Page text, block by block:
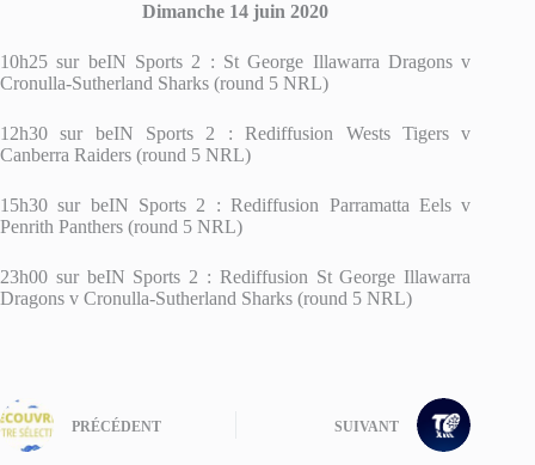
Dimanche 14 juin 2020
10h25 sur beIN Sports 2 : St George Illawarra Dragons v
Cronulla-Sutherland Sharks (round 5 NRL)
12h30 sur beIN Sports 2 : Rediffusion Wests Tigers v
Canberra Raiders (round 5 NRL)
15h30 sur beIN Sports 2 : Rediffusion Parramatta Eels v
Penrith Panthers (round 5 NRL)
23h00 sur beIN Sports 2 : Rediffusion St George Illawarra
Dragons v Cronulla-Sutherland Sharks (round 5 NRL)
PRÉCÉDENT SUIVANT